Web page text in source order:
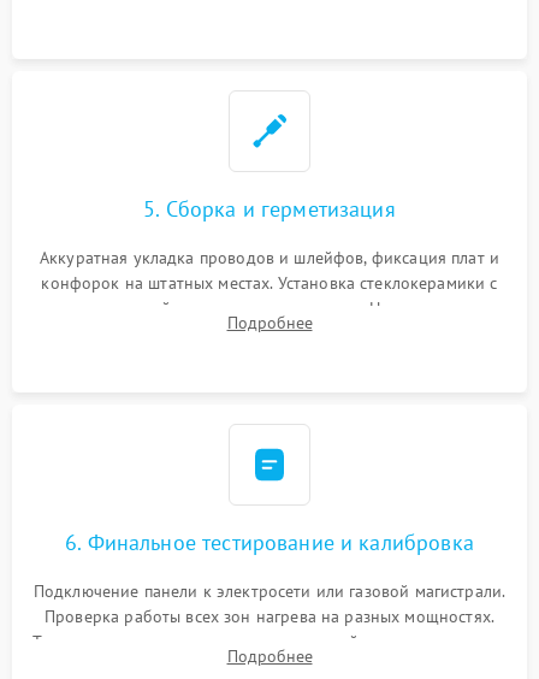
5. Сборка и герметизация
Аккуратная укладка проводов и шлейфов, фиксация плат и
конфорок на штатных местах. Установка стеклокерамики с
проверкой равномерности зазоров. Нанесение
термостойкого герметика или укладка уплотнительной
Подробнее
6. Финальное тестирование и калибровка
Подключение панели к электросети или газовой магистрали.
Проверка работы всех зон нагрева на разных мощностях.
Тестирование сенсорного управления, таймера, индикаторов
остаточного тепла и систем защиты от перегрева.
Подробнее